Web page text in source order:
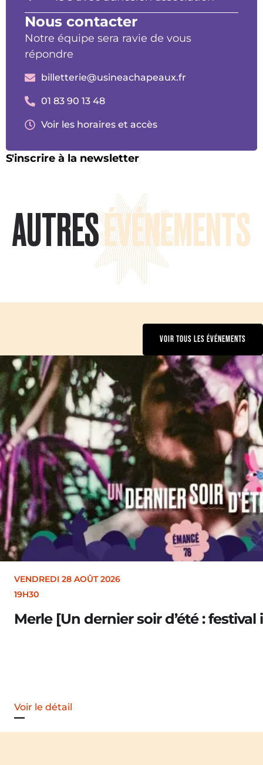
Nous contacter
Notre équipe sera ravie de vous
répondre
billetterie@usineachapeaux.fr
01 83 90 13 48
Voir les horaires et accès
S'inscrire à la newsletter
AUTRESÉVÉNEMENTS
VOIR TOUS LES ÉVÉNEMENTS
VENDREDI 28 AOÛT 2026
19H30
Merle [Un dernier soir d’été :
Voir le détail